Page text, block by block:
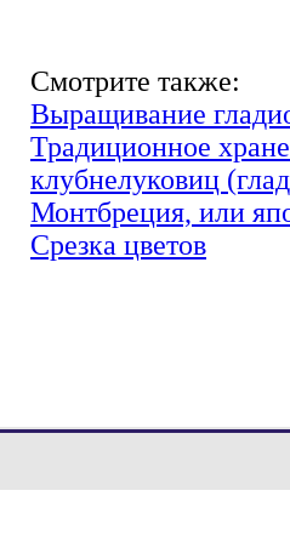
Смотрите также:
Выращивание
Традиционное
клубнелуковиц
Монтбреция, или
Срезка цветов